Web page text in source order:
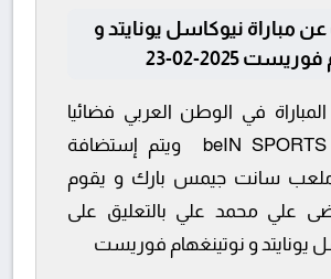
مباراة نيوكاسل يونايتد و
2025-02-23
في الوطن العربي فضائيا
على قناة beIN SPORTS 1 ويتم إستضافة
ملعب سانت جيمس بارك و يقوم
علي محمد علي بالتعليق على
يونايتد و نوتينغهام فوريست